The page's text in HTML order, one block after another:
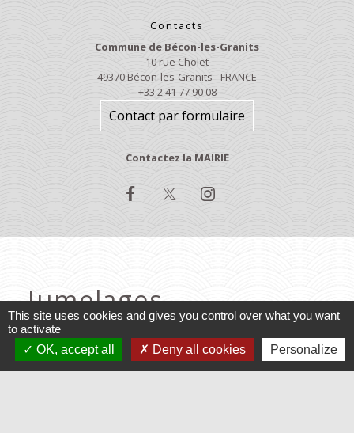
Contacts
Commune de Bécon-les-Granits
10 rue Cholet
49370 Bécon-les-Granits - FRANCE
+33 2 41 77 90 08
Contact par formulaire
Contactez la MAIRIE
Jumelages
Baruchowo, Pologne
Varennes, Québec
This site uses cookies and gives you control over what you want
to activate
OK, accept all
Deny all cookies Personalize